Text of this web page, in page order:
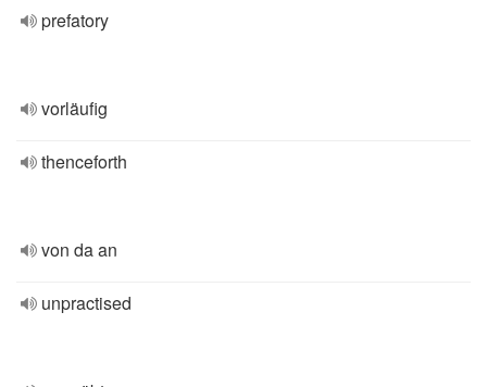
prefatory
vorläufig
thenceforth
von da an
unpractised